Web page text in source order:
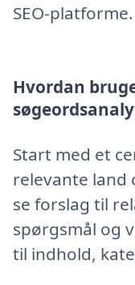
SEO-platforme.
Hvordan
Start med et
relevante land
se forslag til
spørgsmål og
til indhold,